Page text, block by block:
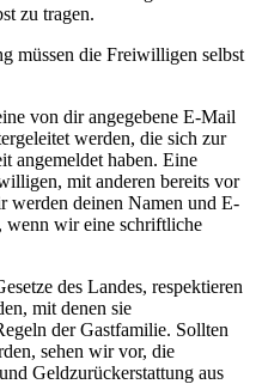
zu tragen.
müssen die Freiwilligen selbst
von dir angegebene E-Mail
werden, die sich zur
angemeldet haben. Eine
mit anderen bereits vor
werden deinen Namen und E-
wenn wir eine schriftliche
des Landes, respektieren
mit denen sie
der Gastfamilie. Sollten
sehen wir vor, die
Geldzurückerstattung aus